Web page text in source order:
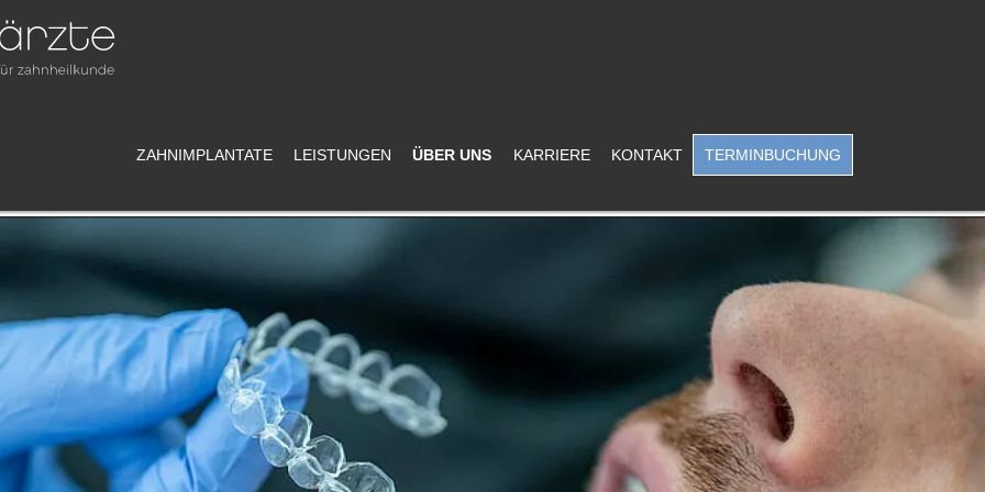
ZAHNIMPLANTATE LEISTUNGEN ÜBER UNS KARRIERE KONTAKT
TERMINBUCHUNG
089 15 88 100 | COVID-19